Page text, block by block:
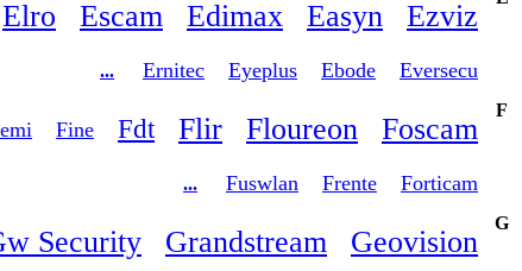
Ezviz
Easyn
Edimax
Escam
Elro
Eversecu
Ebode
Eyeplus
Ernitec
...
F
Foscam
Floureon
Flir
Fdt
Fine
Forticam
Frente
Fuswlan
...
G
Geovision
Grandstream
Security